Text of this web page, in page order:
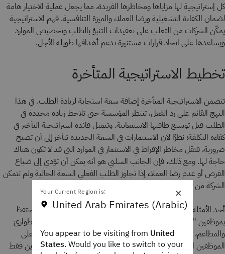
كل إستراتيجية لها مزاياها ومخاطرها الفريدة، مما يجعل عملية الاختيار هامة
لضمان الكفاءة التشغيلية ورضا العملاء والميزة التنافسية. فهم الاستراتيجية
يمكّن الشركات من التغلب على تعقيدات التنبؤ بالطلب وتخصيص الموارد
ويساعدها على اتخاذ قرارات مستنيرة تدعم أهدافها طويلة الأجل.
تخطيط الاستراتيجية المتأخرة
تتضمن الاستراتيجية المتأخرة إضافة سعة استجابة لزيادة الطلب. في هذا
النهج القائم على رد الفعل، تنتظر المؤسسة حتى تلاحظ زيادة محددة في
الطلب قبل توسيع طاقتها الاستيعابية. وتتمثل فائدة استراتيجية التأخير في
كفاءة التكلفة؛ نظرًا لأن الاستثمارات في السعة الجديدة تتأخر إلى أن تصبح
ضرورية، فتقل مخاطر الإفراط في الاستثمار في الموارد التي قد لا تكون هناك
حاجة لها. ومع ذلك، فإن الجانب السلبي هو أنه يمكن أن تؤدي إلى ضياع
الفرص أو عدم رضا العملاء إذا تجاوز الطلب الفعلي السعة الحالية ولم تتمكن
الشركة من الاستجابة بالسرعة الكافية.
أحد الأمثلة على التخطيط الاستراتيجي المتأخر هو الصناعات التي تحتفظ
بموظفين "تحت الطلب"، مثل المستشفيات ووحدات الاستجابة للطوارئ
والمطاعم، لتلبية الزيادة في الطلب. تستخدم الصناعات التي تعتمد على
الموظفين المتعاقدين أيضًا استراتيجية تأخير، حيث توظف المتعاقدين فقط
×
Your Current Region is:
United Arab Emirates (Arabic)
You appear to be visiting from United
States. Would you like to switch to your